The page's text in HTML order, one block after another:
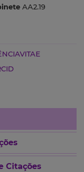
AA2.19
Citações